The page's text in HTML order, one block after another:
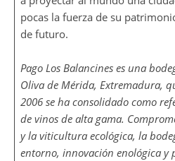
pocas la fuerza de su
de futuro.
Pago Los Balancines es una
Oliva de Mérida, Extremadura,
2006 se ha consolidado como
de vinos de alta gama.
y la viticultura ecológica, la
entorno, innovación enológica y